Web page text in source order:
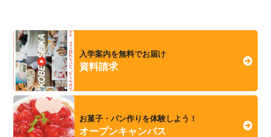
入学案内を無料でお届け
資料請求
お菓子・パン作りを体験しよう！
オープンキャンパス